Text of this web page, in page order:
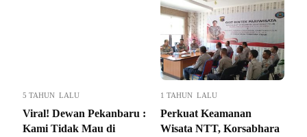
5 TAHUN LALU
Viral! Dewan Pekanbaru :
Kami Tidak Mau di
1 TAHUN LALU
Perkuat Keamanan
Wisata NTT, Korsabhara